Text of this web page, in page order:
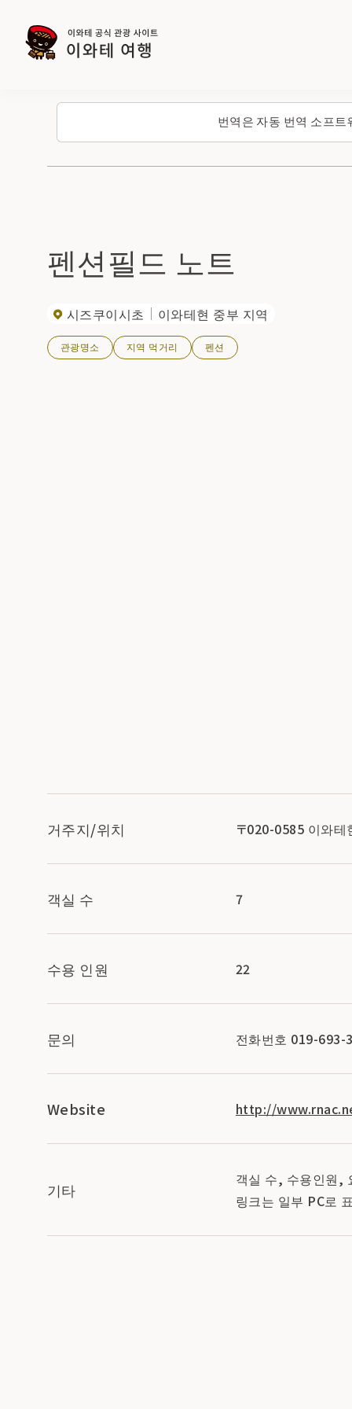
번역은 자동 번역 소프
펜션필드 노트
시즈쿠이시초 이와테현 중부 지역
관광명소 지역 먹거리 펜션
거주지/위치 〒020-0585 이와
객실 수 7
수용 인원 22
문의 전화번호 019-693-
Website http://
기타
객실 수, 수용인원,
링크는 일부 PC로